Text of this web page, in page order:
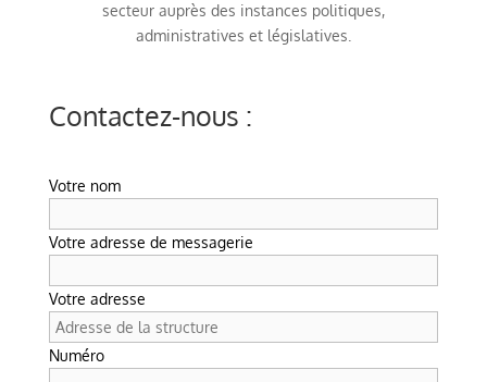
secteur auprès des instances politiques,
administratives et législatives.
Contactez-nous :
Votre nom
Votre adresse de messagerie
Votre adresse
Numéro